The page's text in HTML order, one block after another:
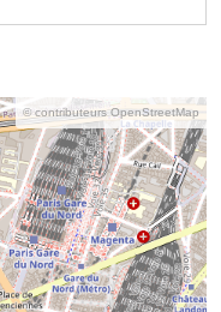
© contributeurs OpenStreetMap